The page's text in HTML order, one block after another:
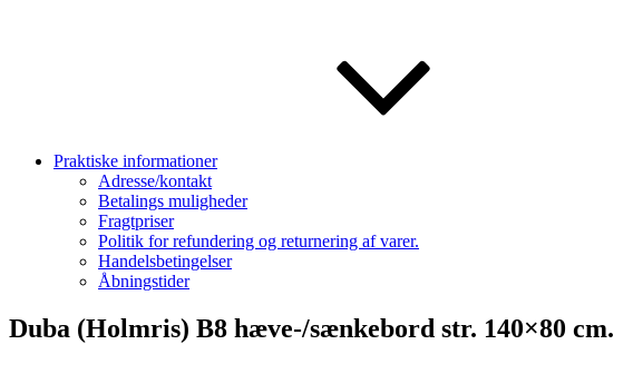
Praktiske informationer
Adresse/kontakt
Betalings muligheder
Fragtpriser
Politik for refundering og returnering af varer.
Handelsbetingelser
Åbningstider
Duba (Holmris) B8 hæve-/sænkebord str. 140×80 cm.